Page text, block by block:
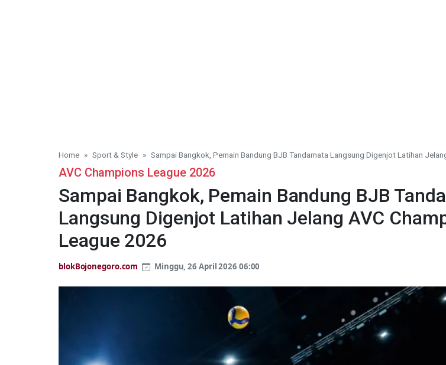
Home Sport & Style Sampai Bangkok, Pemain Bandung BJB Tandamata Langsung Digenjot Latihan
AVC Champions League 2026
Sampai Bangkok, Pemain Bandung BJB
Langsung Digenjot Latihan Jelang AVC
League 2026
blokBojonegoro.com Minggu, 26 April 2026 06:00